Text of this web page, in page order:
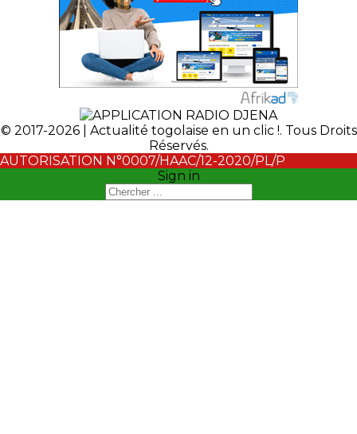
© 2017-2026 | Actualité togolaise en un clic !. Tous Droits
Réservés.
AUTORISATION N°0007/HAAC/12-2020/PL/P
Sign in